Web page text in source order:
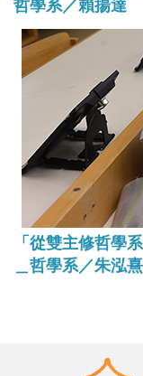
哲學系／賴揚達
「從雙主修哲學
＿哲學系／朱泓熹